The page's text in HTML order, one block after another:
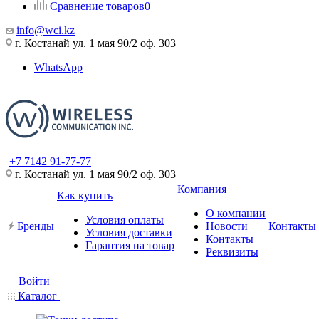
Сравнение товаров0
info@wci.kz
г. Костанай ул. 1 мая 90/2 оф. 303
WhatsApp
+7 7142 91-77-77
г. Костанай ул. 1 мая 90/2 оф. 303
Бренды
Как купить
Условия оплаты
Условия доставки
Гарантия на товар
Компания
О компании
Новости
Контакты
Реквизиты
Контакты
Войти
Каталог